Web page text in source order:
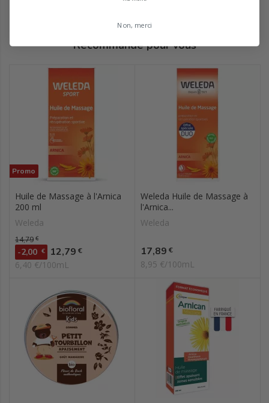
Recommandé pour vous
Promo
Huile de Massage à l'Arnica
200 ml
Weleda
Prix de base
14,79 €
-2,00 € Prix
12,79 €
6,40 €/100mL
Weleda Huile de Massage à
l'Arnica...
Weleda
Prix
17,89 €
8,95 €/100mL
Non, merci